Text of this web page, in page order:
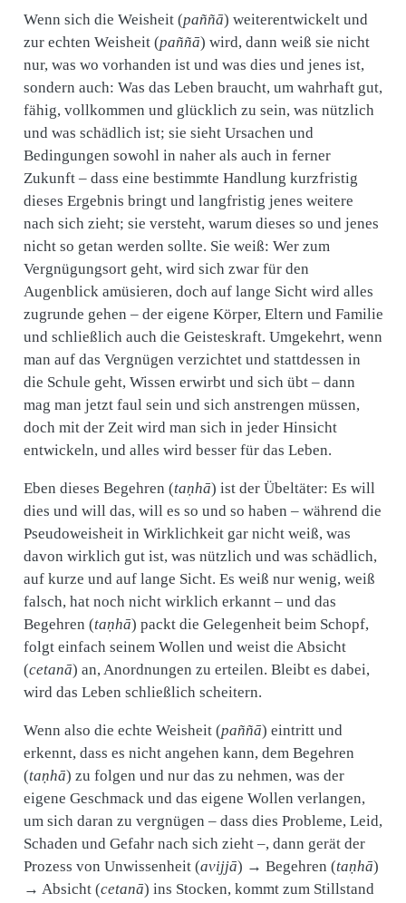
Wenn sich die Weisheit (paññā) weiterentwickelt und
zur echten Weisheit (paññā) wird, dann weiß sie nicht
nur, was wo vorhanden ist und was dies und jenes ist,
sondern auch: Was das Leben braucht, um wahrhaft gut,
fähig, vollkommen und glücklich zu sein, was nützlich
und was schädlich ist; sie sieht Ursachen und
Bedingungen sowohl in naher als auch in ferner
Zukunft – dass eine bestimmte Handlung kurzfristig
dieses Ergebnis bringt und langfristig jenes weitere
nach sich zieht; sie versteht, warum dieses so und jenes
nicht so getan werden sollte. Sie weiß: Wer zum
Vergnügungsort geht, wird sich zwar für den
Augenblick amüsieren, doch auf lange Sicht wird alles
zugrunde gehen – der eigene Körper, Eltern und Familie
und schließlich auch die Geisteskraft. Umgekehrt, wenn
man auf das Vergnügen verzichtet und stattdessen in
die Schule geht, Wissen erwirbt und sich übt – dann
mag man jetzt faul sein und sich anstrengen müssen,
doch mit der Zeit wird man sich in jeder Hinsicht
entwickeln, und alles wird besser für das Leben.
Eben dieses Begehren (taṇhā) ist der Übeltäter: Es will
dies und will das, will es so und so haben – während die
Pseudoweisheit in Wirklichkeit gar nicht weiß, was
davon wirklich gut ist, was nützlich und was schädlich,
auf kurze und auf lange Sicht. Es weiß nur wenig, weiß
falsch, hat noch nicht wirklich erkannt – und das
Begehren (taṇhā) packt die Gelegenheit beim Schopf,
folgt einfach seinem Wollen und weist die Absicht
(cetanā) an, Anordnungen zu erteilen. Bleibt es dabei,
wird das Leben schließlich scheitern.
Wenn also die echte Weisheit (paññā) eintritt und
erkennt, dass es nicht angehen kann, dem Begehren
(taṇhā) zu folgen und nur das zu nehmen, was der
eigene Geschmack und das eigene Wollen verlangen,
um sich daran zu vergnügen – dass dies Probleme, Leid,
Schaden und Gefahr nach sich zieht –, dann gerät der
Prozess von Unwissenheit (avijjā) → Begehren (taṇhā)
→ Absicht (cetanā) ins Stocken, kommt zum Stillstand